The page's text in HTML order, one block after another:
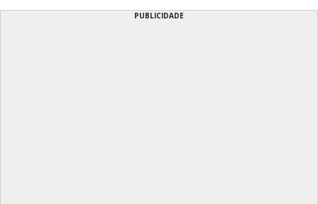
PUBLICIDADE